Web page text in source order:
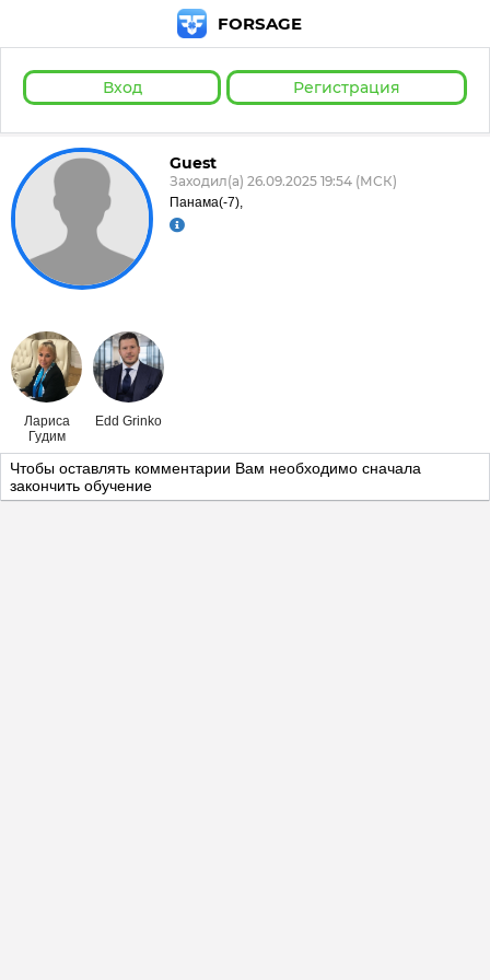
FORSAGE
Вход Регистрация
Guest
Заходил(а) 26.09.2025 19:54 (МСК)
Панама(-7),
Лариса
Гудим
Edd Grinko
Чтобы оставлять комментарии Вам необходимо сначала
закончить обучение